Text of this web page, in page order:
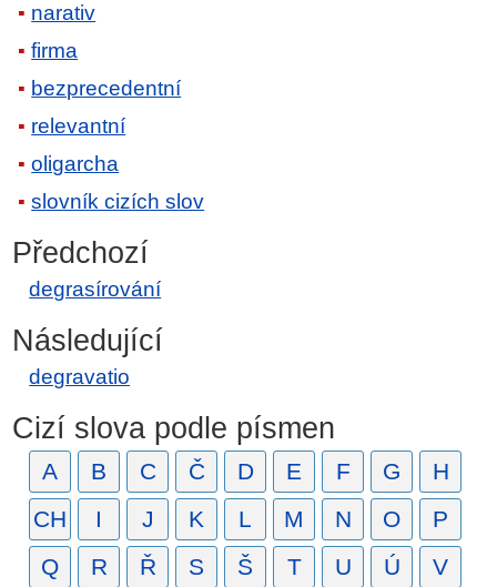
narativ
firma
bezprecedentní
relevantní
oligarcha
slovník cizích slov
Předchozí
degrasírování
Následující
degravatio
Cizí slova podle písmen
A B C Č D E F G
H
CH
I J K L M N O
P
Q
R Ř S Š T U Ú V